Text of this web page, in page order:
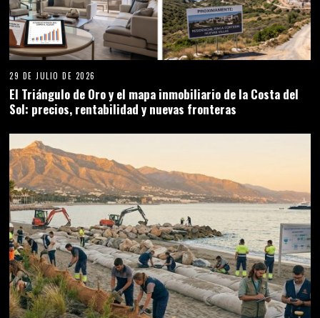
29 DE JULIO DE 2026
El Triángulo de Oro y el mapa inmobiliario de la Costa del
Sol: precios, rentabilidad y nuevas fronteras